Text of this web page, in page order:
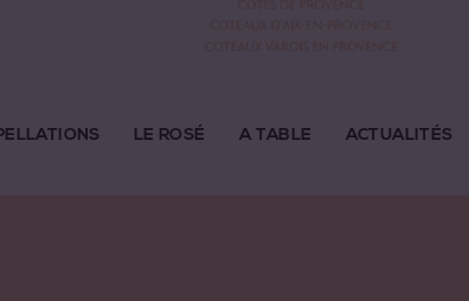
LE ROSÉ A TABLE ACTUALITÉS